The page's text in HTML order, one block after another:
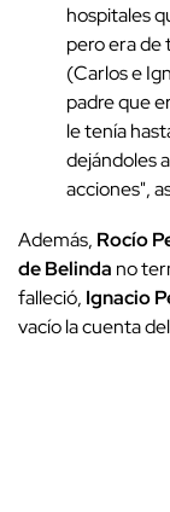
hospitales
pero era de
(Carlos e
padre que
le tenía
dejándoles
acciones",
Además, Rocío
de Belinda no
falleció, Ignacio
vacío la cuenta